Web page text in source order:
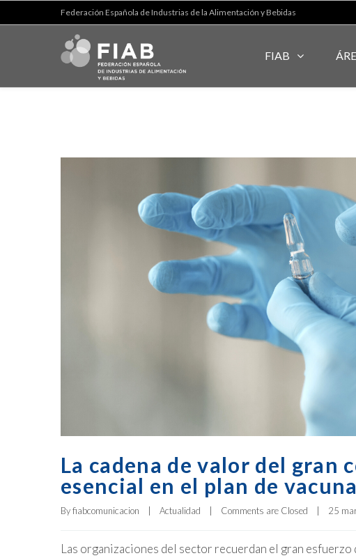
Federación Española de Industrias de la Alimentación y Bebidas
FIAB
La cadena de valor del gran
esencial en el plan de
By fiabcomunicacion Actualidad Comments are Closed 25
Las organizaciones del sector recuerdan el gran